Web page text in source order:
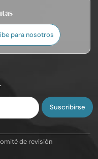
para nosotros
de revisión